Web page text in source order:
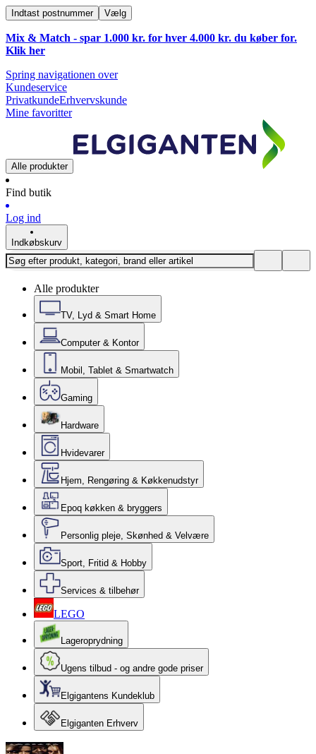
Indtast postnummer Vælg
Mix & Match - spar 1.000 kr. for hver 4.000 kr. du køber for.
Klik her
Spring navigationen over
Kundeservice
PrivatkundeErhvervskunde
Mine favoritter
Alle produkter
Find butik
Log ind
Indkøbskurv
Alle produkter
TV, Lyd & Smart Home
Computer & Kontor
Mobil, Tablet & Smartwatch
Gaming
Hardware
Hvidevarer
Hjem, Rengøring & Køkkenudstyr
Epoq køkken & bryggers
Personlig pleje, Skønhed & Velvære
Sport, Fritid & Hobby
Services & tilbehør
LEGO
Lageroprydning
Ugens tilbud - og andre gode priser
Elgigantens Kundeklub
Elgiganten Erhverv